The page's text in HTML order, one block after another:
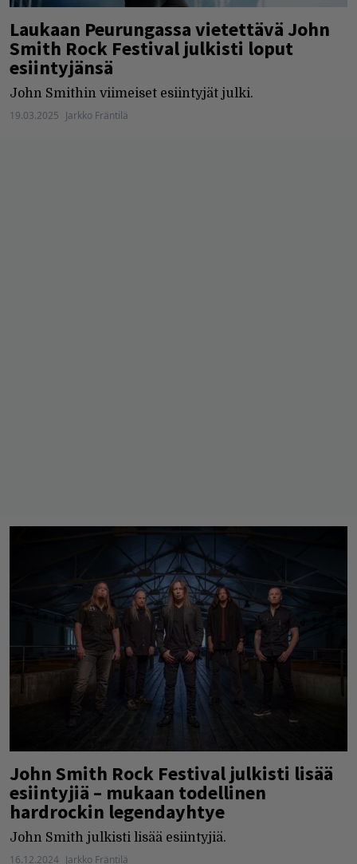
Laukaan Peurungassa vietettävä John
Smith Rock Festival julkisti loput
esiintyjänsä
John Smithin viimeiset esiintyjät julki.
19.03.2025 Jarkko Fräntilä
John Smith Rock Festival julkisti lisää
esiintyjiä – mukaan todellinen
hardrockin legendayhtye
John Smith julkisti lisää esiintyjiä.
16.12.2024 Jarkko Fräntilä